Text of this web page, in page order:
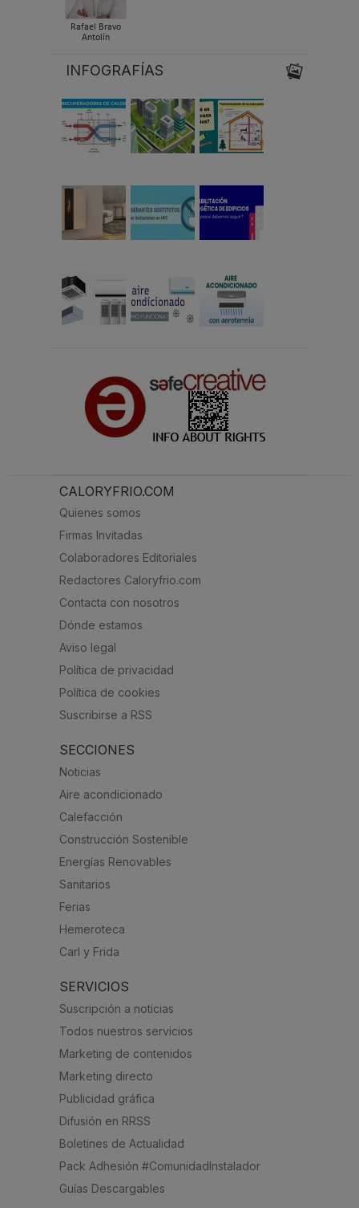
Rafael Bravo
Antolín
INFOGRAFÍAS
CALORYFRIO.COM
Quienes somos
Firmas Invitadas
Colaboradores Editoriales
Redactores Caloryfrio.com
Contacta con nosotros
Dónde estamos
Aviso legal
Política de privacidad
Política de cookies
Suscribirse a RSS
SECCIONES
Noticias
Aire acondicionado
Calefacción
Construcción Sostenible
Energías Renovables
Sanitarios
Ferias
Hemeroteca
Carl y Frida
SERVICIOS
Suscripción a noticias
Todos nuestros servicios
Marketing de contenidos
Marketing directo
Publicidad gráfica
Difusión en RRSS
Boletines de Actualidad
Pack Adhesión #ComunidadInstalador
Guías Descargables